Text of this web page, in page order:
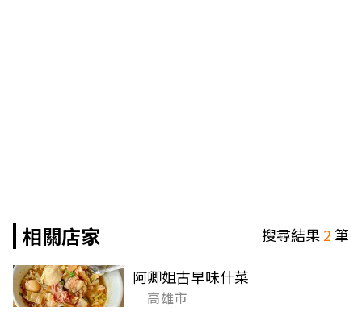
相關店家 搜尋結果2筆
阿卿姐古早味什菜
高雄市